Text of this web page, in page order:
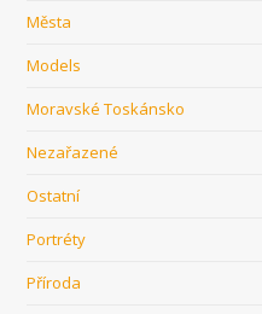
Města
Models
Moravské Toskánsko
Nezařazené
Ostatní
Portréty
Příroda